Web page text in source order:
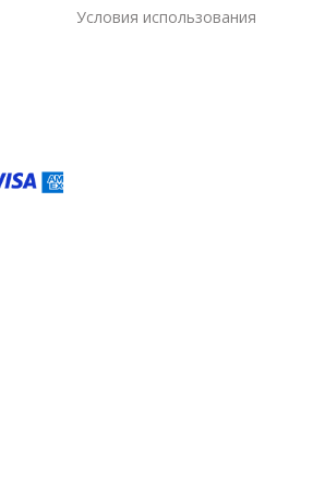
Условия использования